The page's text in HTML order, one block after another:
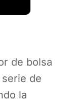
de bolsa
de
la